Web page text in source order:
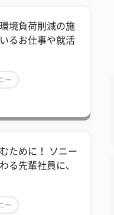
境負荷削減の施
るお仕事や就活
ー
ために！ ソニー
る先輩社員に、
ー